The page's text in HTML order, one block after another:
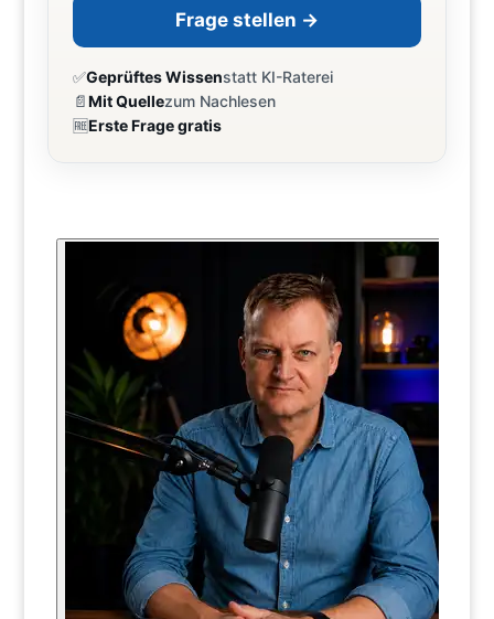
Frage stellen →
✅Geprüftes Wissenstatt KI-Raterei
📄Mit Quellezum Nachlesen
🆓Erste Frage gratis